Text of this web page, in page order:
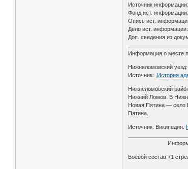
Источник
Фонд ист.
Опись ист.
Дело ист.
Доп. сведения из
Информация о месте
Нижнеломовский
Источник:
,История
Нижнеломо́вский
Нижний Ломов. В
Новая Пятина — село
Пятина.
Источник: Википедия.
Информация о
Боевой состав 71